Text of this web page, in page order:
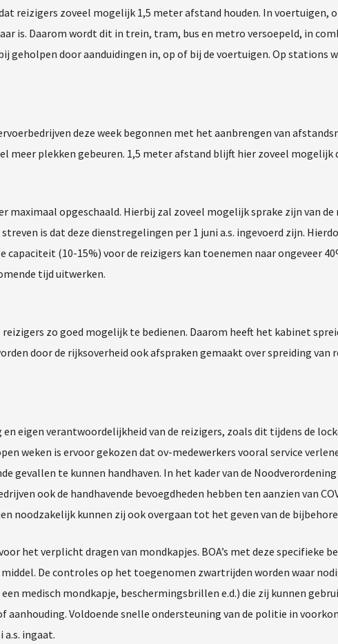
reizigers zoveel mogelijk 1,5 meter afstand houden. In voertuigen,
is. Daarom wordt dit in trein, tram, bus en metro versoepeld, in
geholpen door aanduidingen in, op of bij de voertuigen. Op stations
deze week begonnen met het aanbrengen van
meer plekken gebeuren. 1,5 meter afstand blijft hier zoveel mogelijk
maximaal opgeschaald. Hierbij zal zoveel mogelijk sprake zijn van
is dat deze dienstregelingen per 1 juni a.s. ingevoerd zijn.
(10-15%) voor de reizigers kan toenemen naar ongeveer
tijd uitwerken.
reizigers zo goed mogelijk te bedienen. Daarom heeft het kabinet
door de rijksoverheid ook afspraken gemaakt over spreiding van
eigen verantwoordelijkheid van de reizigers, zoals dit tijdens de
weken is ervoor gekozen dat ov-medewerkers vooral service
gevallen te kunnen handhaven. In het kader van de
ook de handhavende bevoegdheden hebben ten aanzien van
noodzakelijk kunnen zij ook overgaan tot het geven van de
het verplicht dragen van mondkapjes. BOA’s met deze specifieke
De controles op het toegenomen zwartrijden worden waar
medisch mondkapje, beschermingsbrillen e.d.) die zij kunnen
Voldoende snelle ondersteuning van de politie in
ingaat.